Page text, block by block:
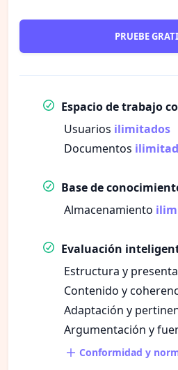
PRUEBE
Espacio de trabajo
Usuarios ilimitados
Documentos
Base de
Almacenamiento
Evaluación
Estructura y
Contenido y
Adaptación y
Argumentación y
Conformidad y